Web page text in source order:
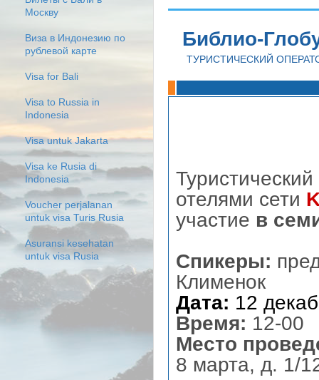
Библио-
ТУРИСТИЧЕСКИЙ
отелями сети
участие в
Спикеры:
Клименок
Дата: 12
Время: 12-00
Место
8 марта, д. 1/
Москву
Виза в Индонезию по
рублевой карте
Visa for Bali
Visa to Russia in
Indonesia
Visa untuk Jakarta
Visa ke Rusia di
Indonesia
Voucher perjalanan
untuk visa Turis Rusia
Asuransi kesehatan
untuk visa Rusia